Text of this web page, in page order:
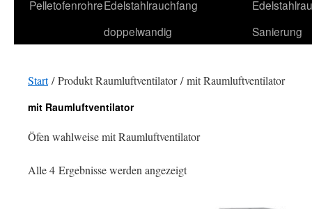
PelletofenrohreEdelstahlrauchfang
doppelwandig
Sanierung
Start/ Produkt Raumluftventilator / mit Raumluftventilator
mit Raumluftventilator
Öfen wahlweise mit Raumluftventilator
Alle 4 Ergebnisse werden angezeigt